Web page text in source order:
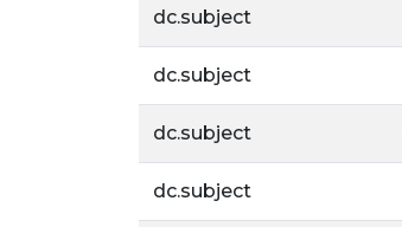
dc.subject
dc.subject
dc.subject
dc.subject